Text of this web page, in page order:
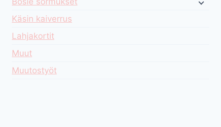
Käsin kaiverrus
Lahjakortit
Muut
Muutostyöt